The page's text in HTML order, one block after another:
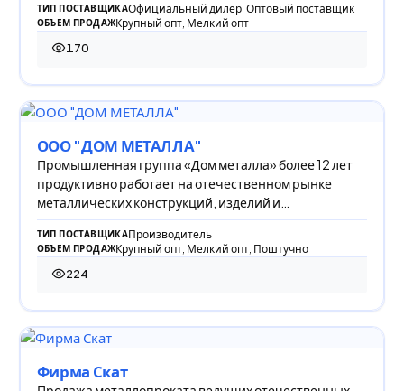
ТИП ПОСТАВЩИКАОфициальный дилер, Оптовый поставщик
ОБЪЕМ ПРОДАЖКрупный опт, Мелкий опт
170
170 просмотров
ООО "ДОМ МЕТАЛЛА"
Промышленная группа «Дом металла» более 12 лет
продуктивно работает на отечественном рынке
металлических конструкций, изделий и
строительных
ТИП ПОСТАВЩИКАПроизводитель
ОБЪЕМ ПРОДАЖКрупный опт, Мелкий опт, Поштучно
224
224 просмотра
Фирма Скат